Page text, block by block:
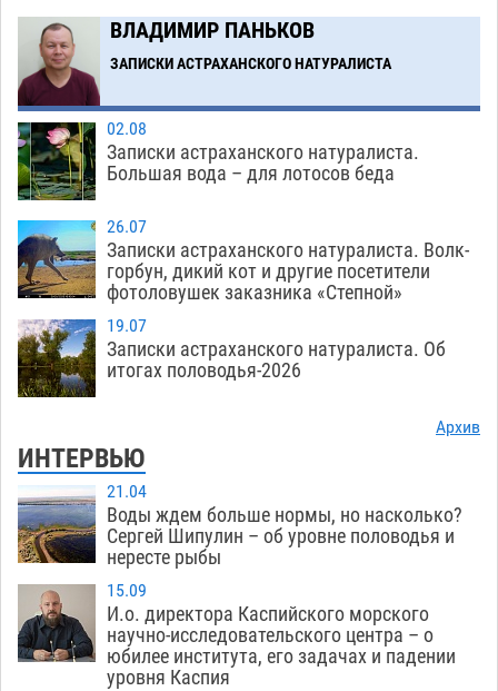
18:57
В Астрахани впервые открыли смену по
теории игр
ВЛАДИМИР ПАНЬКОВ
ЗАПИСКИ АСТРАХАНСКОГО НАТУРАЛИСТА
02.08
Записки астраханского натуралиста.
Большая вода – для лотосов беда
26.07
Записки астраханского натуралиста. Волк-
горбун, дикий кот и другие посетители
фотоловушек заказника «Степной»
19.07
Записки астраханского натуралиста. Об
итогах половодья-2026
Архив
ИНТЕРВЬЮ
21.04
Воды ждем больше нормы, но насколько?
Сергей Шипулин – об уровне половодья и
нересте рыбы
15.09
И.о. директора Каспийского морского
научно-исследовательского центра – о
юбилее института, его задачах и падении
уровня Каспия